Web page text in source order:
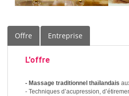
Offre Entreprise
L'offre
- Massage traditionnel thaïlandais
- Techniques d’acupression,